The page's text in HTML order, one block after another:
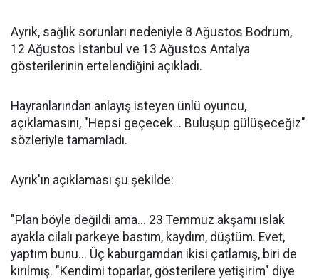
Ayrık, sağlık sorunları nedeniyle 8 Ağustos Bodrum,
12 Ağustos İstanbul ve 13 Ağustos Antalya
gösterilerinin ertelendiğini açıkladı.
Hayranlarından anlayış isteyen ünlü oyuncu,
açıklamasını, "Hepsi geçecek... Buluşup gülüşeceğiz"
sözleriyle tamamladı.
Ayrık'ın açıklaması şu şekilde:
"Plan böyle değildi ama... 23 Temmuz akşamı ıslak
ayakla cilalı parkeye bastım, kaydım, düştüm. Evet,
yaptım bunu... Üç kaburgamdan ikisi çatlamış, biri de
kırılmış. "Kendimi toparlar, gösterilere yetişirim" diye